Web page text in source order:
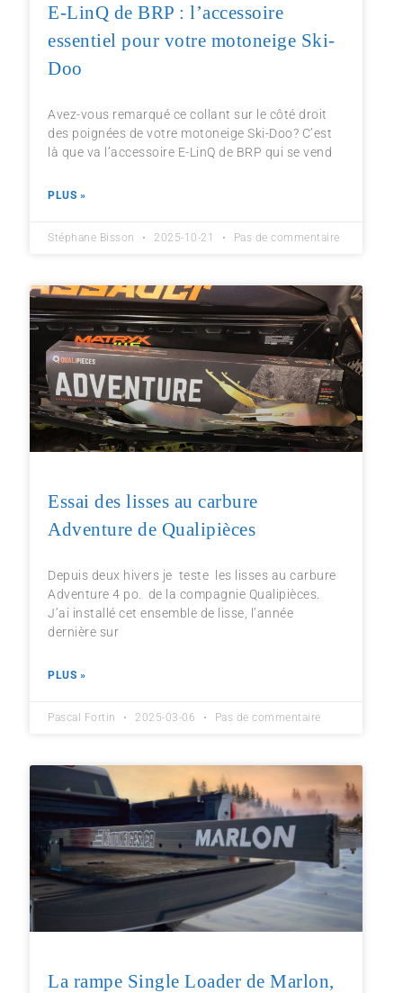
E-LinQ de BRP : l’accessoire
essentiel pour votre motoneige Ski-
Doo
Avez-vous remarqué ce collant sur le côté droit
des poignées de votre motoneige Ski-Doo? C’est
là que va l’accessoire E-LinQ de BRP qui se vend
PLUS »
Stéphane Bisson 2025-10-21 Pas de commentaire
Essai des lisses au carbure
Adventure de Qualipièces
Depuis deux hivers je teste les lisses au carbure
Adventure 4 po. de la compagnie Qualipièces.
J’ai installé cet ensemble de lisse, l’année
dernière sur
PLUS »
Pascal Fortin 2025-03-06 Pas de commentaire
La rampe Single Loader de Marlon,